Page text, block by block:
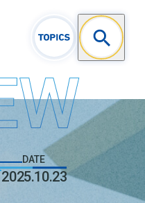
DATE
2025.10.23